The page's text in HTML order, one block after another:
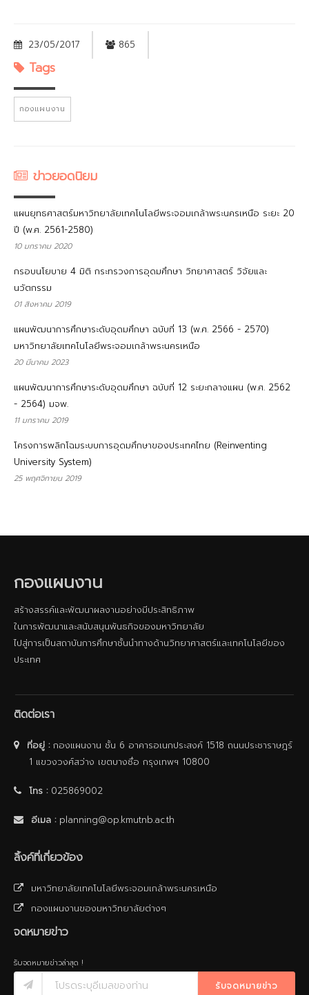
23/05/2017 865
Tags
กองแผนงาน
ข่าวยอดนิยม
แผนยุทธศาสตร์มหาวิทยาลัยเทคโนโลยีพระจอมเกล้าพระนครเหนือ ระยะ 20
ปี (พ.ศ. 2561-2580)
10 มกราคม 2020
กรอบนโยบาย 4 มิติ กระทรวงการอุดมศึกษา วิทยาศาสตร์ วิจัยและ
นวัตกรรม
01 สิงหาคม 2019
แผนพัฒนาการศึกษาระดับอุดมศึกษา ฉบับที่ 13 (พ.ศ. 2566 - 2570)
มหาวิทยาลัยเทคโนโลยีพระจอมเกล้าพระนครเหนือ
20 มีนาคม 2023
แผนพัฒนาการศึกษาระดับอุดมศึกษา ฉบับที่ 12 ระยะกลางแผน (พ.ศ. 2562
- 2564) มจพ.
11 มกราคม 2019
โครงการพลิกโฉมระบบการอุดมศึกษาของประเทศไทย (Reinventing
University System)
25 พฤศจิกายน 2019
กองแผนงาน
สร้างสรรค์และพัฒนาผลงานอย่างมีประสิทธิภาพ
ในการพัฒนาและสนับสนุนพันธกิจของมหาวิทยาลัย
ไปสู่การเป็นสถาบันการศึกษาชั้นนําทางด้านวิทยาศาสตร์และเทคโนโลยีของ
ประเทศ
ติดต่อเรา
ที่อยู่ :กองแผนงาน ชั้น 6 อาคารอเนกประสงค์ 1518 ถนนประชาราษฎร์
1 แขวงวงศ์สว่าง เขตบางซื่อ กรุงเทพฯ 10800
โทร :025869002
อีเมล : planning@op.kmutnb.ac.th
ลิ้งค์ที่เกี่ยวข้อง
มหาวิทยาลัยเทคโนโลยีพระจอมเกล้าพระนครเหนือ
กองแผนงานของมหาวิทยาลัยต่างๆ
จดหมายข่าว
รับจดหมายข่าวล่าสุด !
รับจดหมายข่าว